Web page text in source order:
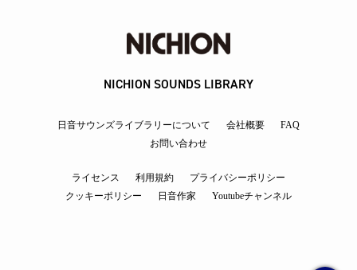
NICHION SOUNDS LIBRARY
日音サウンズライブラリーについて 会社概要
FAQ
お問い合わせ
ライセンス 利用規約
プライバシーポリシー
クッキーポリシー
日音作家 Youtubeチャンネル